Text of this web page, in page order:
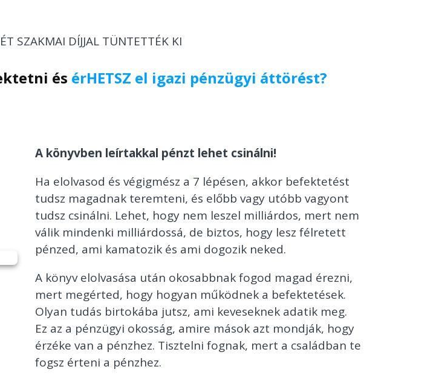
SZAKMAI DÍJJAL TÜNTETTÉK KI
és érHETSZ el igazi pénzügyi áttörést?
A könyvben leírtakkal pénzt lehet csinálni!
Ha elolvasod és végigmész a 7 lépésen, akkor befektetést
tudsz magadnak teremteni, és előbb vagy utóbb vagyont
tudsz csinálni. Lehet, hogy nem leszel milliárdos, mert nem
válik mindenki milliárdossá, de biztos, hogy lesz félretett
pénzed, ami kamatozik és ami dogozik neked.
A könyv elolvasása után okosabbnak fogod magad érezni,
mert megérted, hogy hogyan működnek a befektetések.
Olyan tudás birtokába jutsz, ami keveseknek adatik meg.
Ez az a pénzügyi okosság, amire mások azt mondják, hogy
érzéke van a pénzhez. Tisztelni fognak, mert a családban te
fogsz érteni a pénzhez.